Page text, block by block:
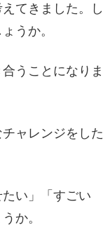
てきました。し
うか。
うことになりま
ャレンジをした
い」「すごい
か。